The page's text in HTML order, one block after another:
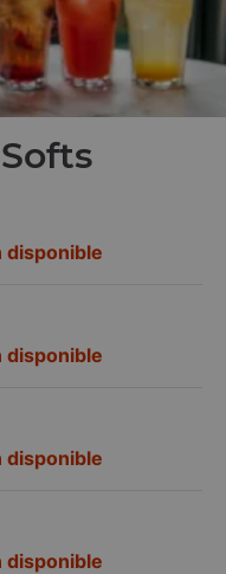
disponible
disponible
disponible
disponible